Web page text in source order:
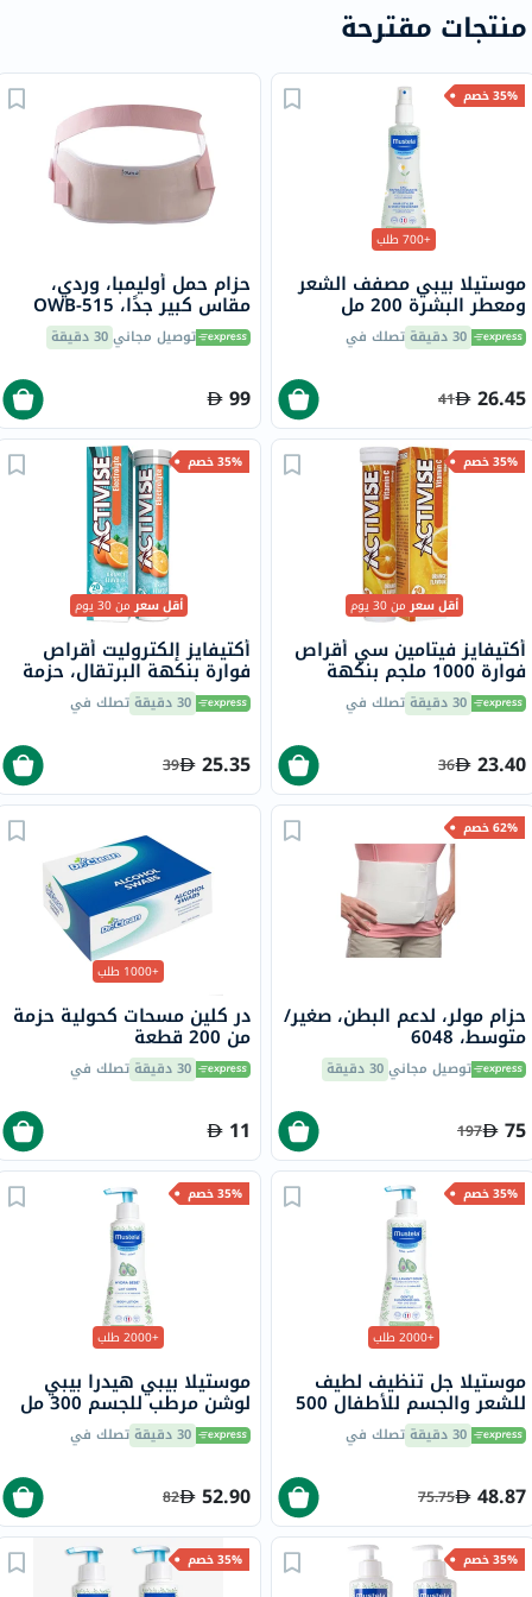
منتجات مقترحة
35% خصم
+700 طلب
موستيلا بيبي مصفف الشعر
ومعطر البشرة 200 مل
30 دقيقة تصلك في
26.45
41
حزام حمل أوليمبا، وردي،
مقاس كبير جدًا، OWB-515
توصيل مجاني30 دقيقة
99
35% خصم
أقل سعرمن 30 يوم
أكتيفايز فيتامين سي أقراص
فوارة 1000 ملجم بنكهة
البرتقال حزمة من 20
30 دقيقة تصلك في
23.40
36
35% خصم
أقل سعرمن 30 يوم
أكتيفايز إلكتروليت أقراص
فوارة بنكهة البرتقال، حزمة
من 20 30 دقيقة تصلك في
25.35
39
62% خصم
حزام مولر، لدعم البطن، صغير/
متوسط، 6048
توصيل مجاني30 دقيقة
75
197
+1000 طلب
در كلين مسحات كحولية حزمة
من 200 قطعة
30 دقيقة تصلك في
11
35% خصم
+2000 طلب
موستيلا جل تنظيف لطيف
للشعر والجسم للأطفال 500
مل 30 دقيقة تصلك في
48.87
75.75
35% خصم
+2000 طلب
موستيلا بيبي هيدرا بيبي
لوشن مرطب للجسم 300 مل
30 دقيقة تصلك في
52.90
82
35% خصم 35% خصم